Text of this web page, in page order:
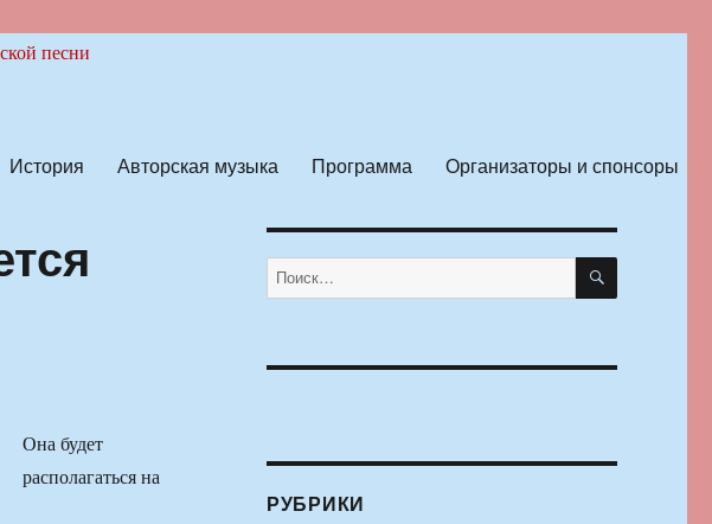
История Авторская музыка Программа Организаторы и спонсоры
Она будет
располагаться на
Искать: ПОИСК
РУБРИКИ